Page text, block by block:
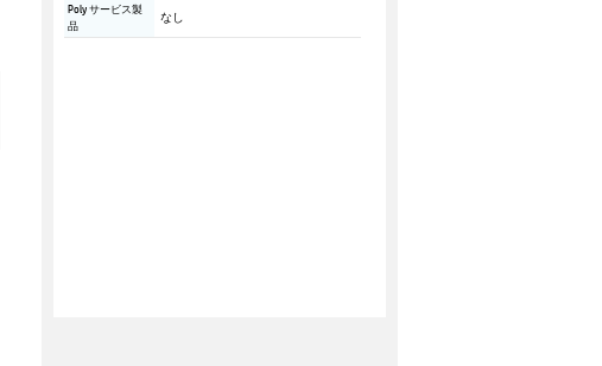
Poly サービス製
品
なし